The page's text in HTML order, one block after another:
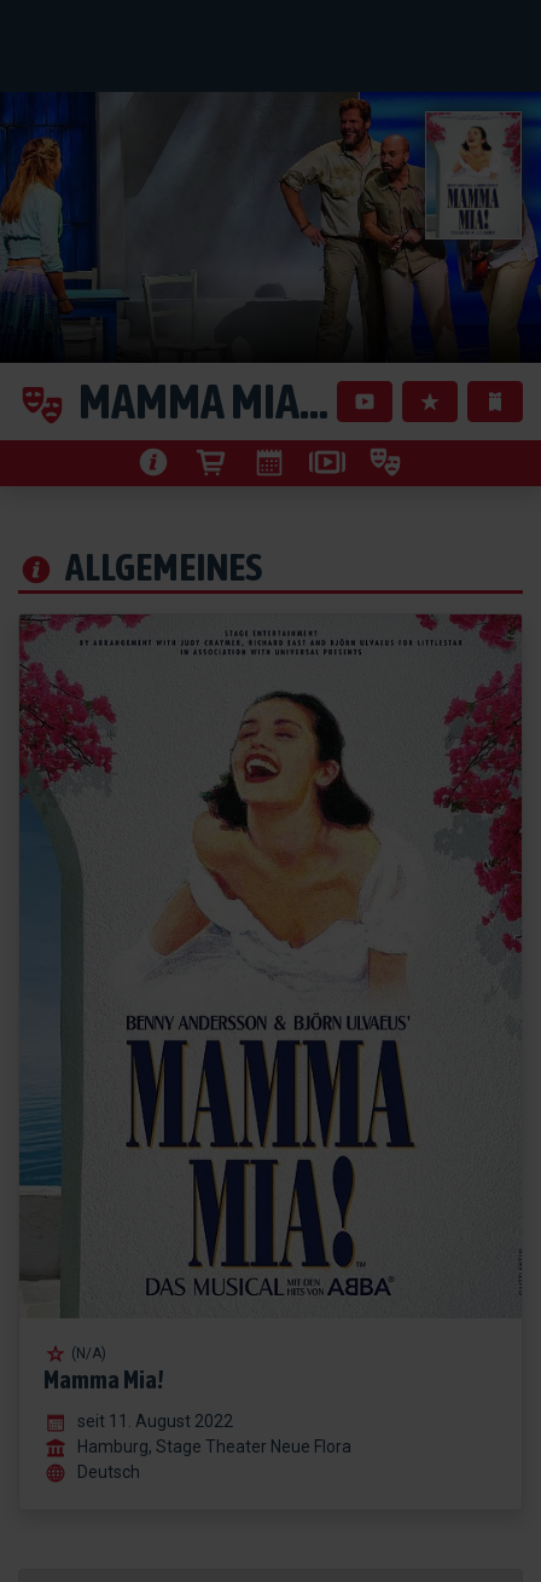
MAMMA MIA! in Hamburg
ALLGEMEINES
(N/A)
Mamma Mia!
seit 11. August 2022
Hamburg, Stage Theater Neue Flora
Deutsch